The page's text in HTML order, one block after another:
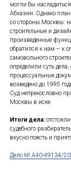
могли бы
Абхазии. Однако
со стороны Москвы:
строительные и
произведенные
обратился к нам – к
самовольного
определили суть
процессуальные
возведено до 1995
Суд непрекословно
Москвы в иске.
Итоги дела:
судебного
вкусно поесть и
Дело № А40-49134/